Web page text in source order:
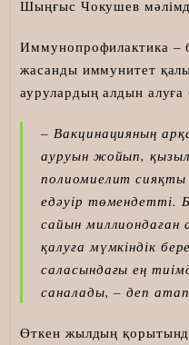
Шыңғыс Чокушев
Иммунопрофилактика –
жасанды иммунитет
аурулардың алдын
– Вакцинацияның
ауруын жойып,
полиомиелит
едәуір төмендетті.
сайын миллиондаған
қалуға мүмкіндік
саласындағы ең
саналады, – деп
Өткен жылдың